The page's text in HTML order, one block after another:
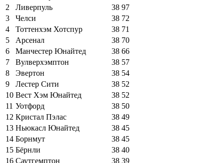
2
Ливерпуль 38 97
3
Челси 38 72
4
Тоттенхэм Хотспур 38 71
5
Арсенал 38 70
6
Манчестер Юнайтед 38 66
7
Вулверхэмптон 38 57
8
Эвертон 38 54
9
Лестер Сити 38 52
10 Вест Хэм Юнайтед 38 52
11 Уотфорд 38 50
12 Кристал Пэлас 38 49
13 Ньюкасл Юнайтед 38 45
14 Борнмут 38 45
15 Бёрнли 38 40
16 Саутгемптон 38 39